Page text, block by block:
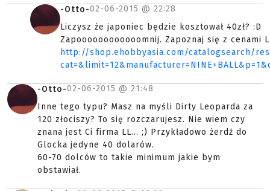
-Otto-02-06-2015 @ 22:28
Liczysz że japoniec będzie kosztował 40zł? :D
Zapoooooooooooomnij. Zapoznaj się z cenami
http://shop.ehobbyasia.com/catalogsearch/
-Otto-02-06-2015 @ 21:48
Inne tego typu? Masz na myśli Dirty Leoparda za
120 złociszy? To się rozczarujesz. Nie wiem czy
znana jest Ci firma LL... ;) Przykładowo żerdź do
Glocka jedyne 40 dolarów.
60-70 dolców to takie minimum jakie bym
obstawiał.